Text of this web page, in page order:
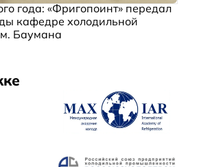
года: «Фригопоинт» передал
кафедре холодильной
Баумана